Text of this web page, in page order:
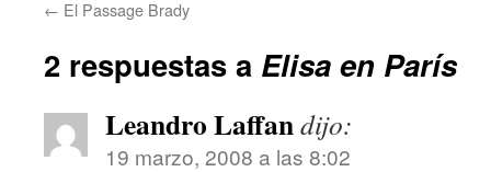
← El Passage Brady
2 respuestas a Elisa en París
Leandro Laffandijo:
19 marzo, 2008 a las 8:02